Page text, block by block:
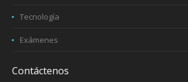
Tecnología
Exámenes
Contáctenos